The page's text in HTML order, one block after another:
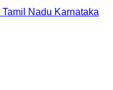
Tamil Nadu Karnataka